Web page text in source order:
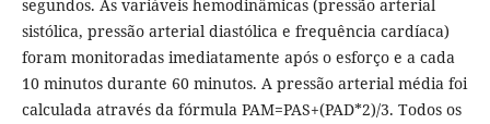
segundos. As variáveis hemodinâmicas (pressão arterial
sistólica, pressão arterial diastólica e frequência cardíaca)
foram monitoradas imediatamente após o esforço e a cada
10 minutos durante 60 minutos. A pressão arterial média foi
calculada através da fórmula PAM=PAS+(PAD*2)/3. Todos os